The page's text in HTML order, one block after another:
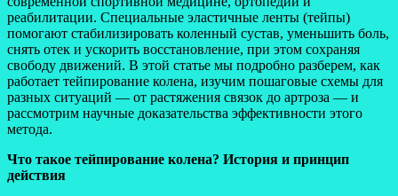
реабилитации. Специальные эластичные ленты (тейпы)
помогают стабилизировать коленный сустав, уменьшить боль,
снять отек и ускорить восстановление, при этом сохраняя
свободу движений. В этой статье мы подробно разберем, как
работает тейпирование колена, изучим пошаговые схемы для
разных ситуаций — от растяжения связок до артроза — и
рассмотрим научные доказательства эффективности этого
метода.
Что такое тейпирование колена? История и принцип
действия